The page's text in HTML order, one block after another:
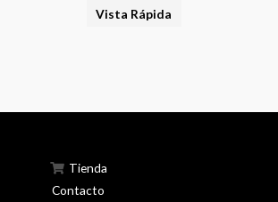
Vista Rápida
Tienda
Contacto